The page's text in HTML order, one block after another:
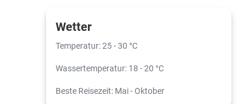
Wetter
Temperatur: 25 - 30 °C
Wassertemperatur: 18 - 20 °C
Beste Reisezeit: Mai - Oktober